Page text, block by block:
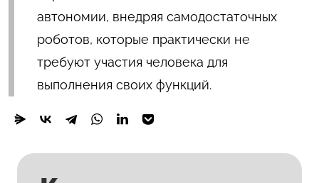
автономии, внедряя самодостаточных
роботов, которые практически не
требуют участия человека для
выполнения своих функций.